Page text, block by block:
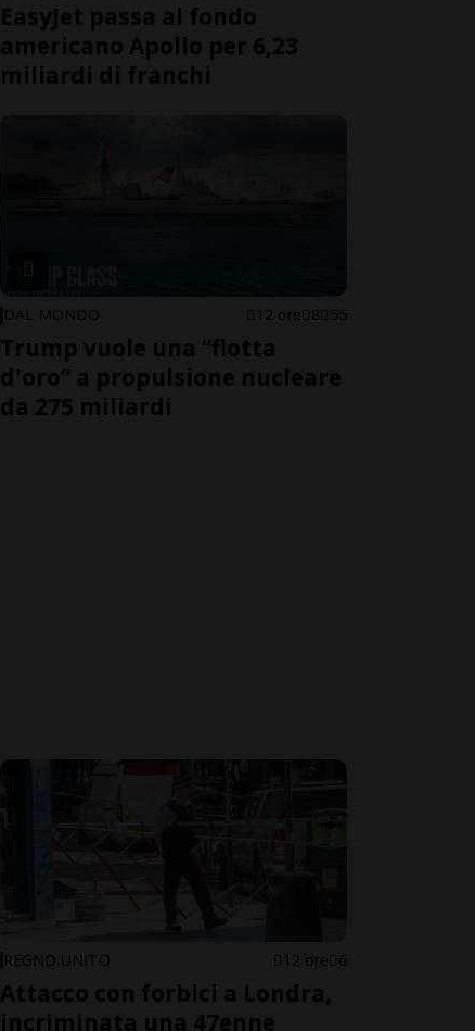
EasyJet passa al fondo
americano Apollo per 6,23
miliardi di franchi
DAL MONDO 12 ore 8 55
Trump vuole una “flotta
d'oro” a propulsione nucleare
da 275 miliardi
REGNO UNITO 12 ore 6
Attacco con forbici a Londra,
incriminata una 47enne